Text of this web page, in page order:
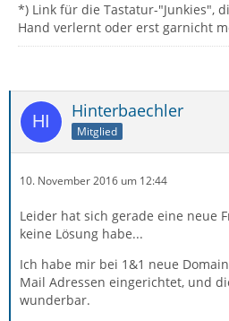
*) Link für die Tastatur-"Junkies",
Hand verlernt oder erst garnicht
Hinterbaechler
Mitglied
10. November 2016 um 12:44
Leider hat sich gerade eine neue
keine Lösung habe...
Ich habe mir bei 1&1 neue
Mail Adressen eingerichtet, und
wunderbar.